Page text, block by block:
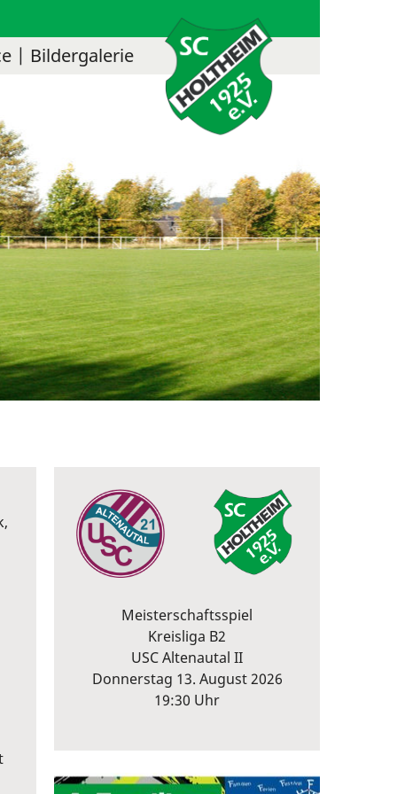
Bildergalerie
Meisterschaftsspiel
Kreisliga B2
USC Altenautal II
Donnerstag 13. August 2026
19:30 Uhr